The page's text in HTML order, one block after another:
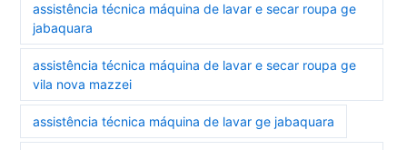
assistência técnica máquina de lavar e secar roupa ge
jabaquara
assistência técnica máquina de lavar e secar roupa ge
vila nova mazzei
assistência técnica máquina de lavar ge jabaquara